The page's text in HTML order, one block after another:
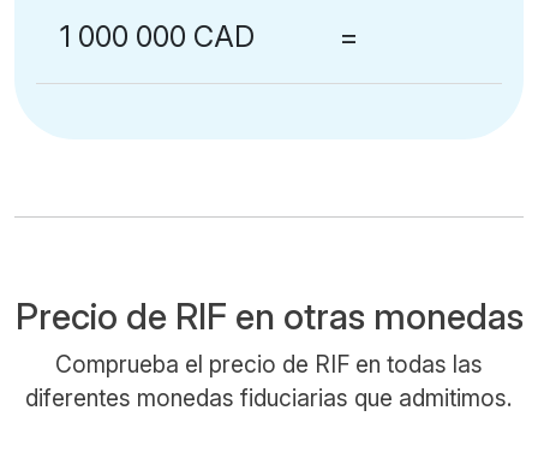
1 000 000 CAD =
Precio de RIF en otras monedas
Comprueba el precio de RIF en todas las
diferentes monedas fiduciarias que admitimos.